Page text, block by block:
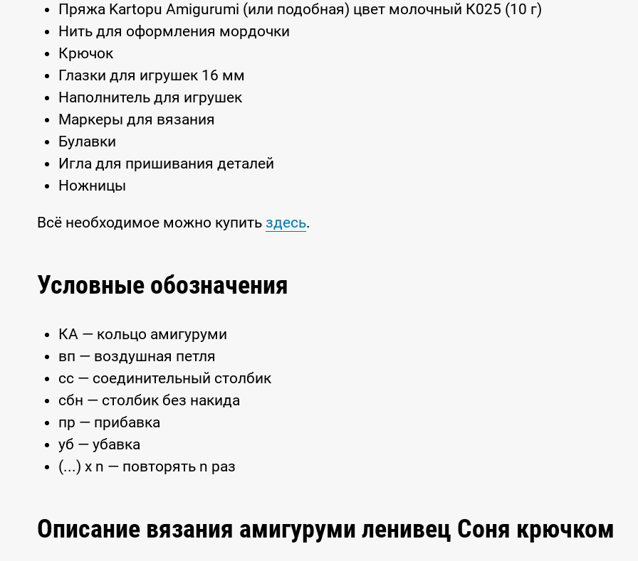
Пряжа Kartopu Amigurumi (или подобная) цвет молочный К025 (10 г)
Нить для оформления мордочки
Крючок
Глазки для игрушек 16 мм
Наполнитель для игрушек
Маркеры для вязания
Булавки
Игла для пришивания деталей
Ножницы
Всё необходимое можно купить здесь.
Условные обозначения
КА — кольцо амигуруми
вп — воздушная петля
сс — соединительный столбик
сбн — столбик без накида
пр — прибавка
уб — убавка
(...) x n — повторять n раз
Описание вязания амигуруми ленивец Соня крючком